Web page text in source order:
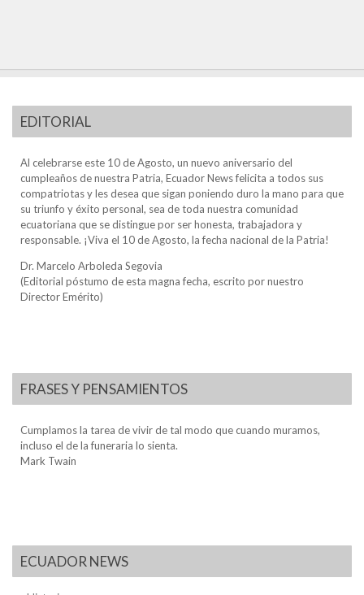
EDITORIAL
Al celebrarse este 10 de Agosto, un nuevo aniversario del
cumpleaños de nuestra Patria, Ecuador News felicita a todos sus
compatriotas y les desea que sigan poniendo duro la mano para que
su triunfo y éxito personal, sea de toda nuestra comunidad
ecuatoriana que se distingue por ser honesta, trabajadora y
responsable. ¡Viva el 10 de Agosto, la fecha nacional de la Patria!
Dr. Marcelo Arboleda Segovia
(Editorial póstumo de esta magna fecha, escrito por nuestro
Director Emérito)
FRASES Y PENSAMIENTOS
Cumplamos la tarea de vivir de tal modo que cuando muramos,
incluso el de la funeraria lo sienta.
Mark Twain
ECUADOR NEWS